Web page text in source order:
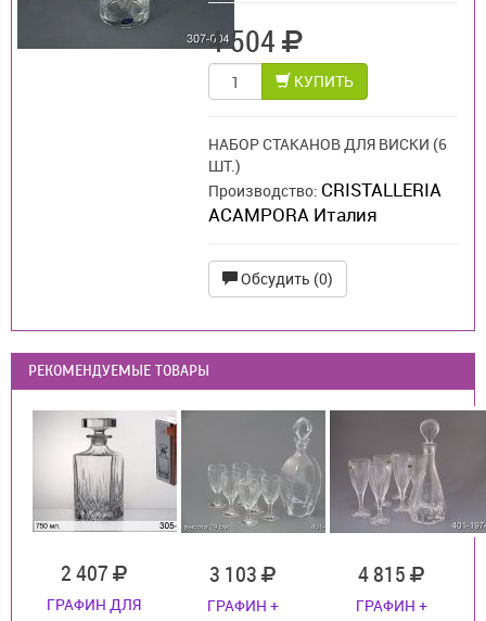
4 504
КУПИТЬ
НАБОР СТАКАНОВ ДЛЯ ВИСКИ (6
ШТ.)
Производство: CRISTALLERIA
ACAMPORA Италия
Обсудить (0)
РЕКОМЕНДУЕМЫЕ ТОВАРЫ
2 407
ГРАФИН ДЛЯ
3 103
ГРАФИН +
4 815
ГРАФИН +